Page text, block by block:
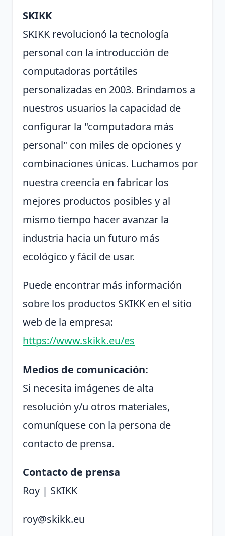
SKIKK
SKIKK revolucionó la tecnología
personal con la introducción de
computadoras portátiles
personalizadas en 2003. Brindamos a
nuestros usuarios la capacidad de
configurar la "computadora más
personal" con miles de opciones y
combinaciones únicas. Luchamos por
nuestra creencia en fabricar los
mejores productos posibles y al
mismo tiempo hacer avanzar la
industria hacia un futuro más
ecológico y fácil de usar.
Puede encontrar más información
sobre los productos SKIKK en el sitio
web de la empresa:
https://www.skikk.eu/es
Medios de comunicación:
Si necesita imágenes de alta
resolución y/u otros materiales,
comuníquese con la persona de
contacto de prensa.
Contacto de prensa
Roy | SKIKK
roy@skikk.eu